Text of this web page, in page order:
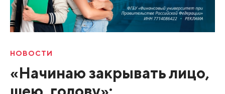
НОВОСТИ
«Начинаю закрывать лицо,